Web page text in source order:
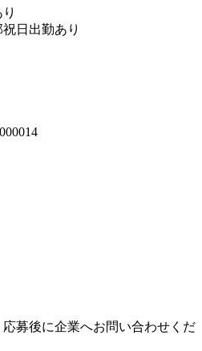
日出勤あり
募後に企業へお問い合わせくだ